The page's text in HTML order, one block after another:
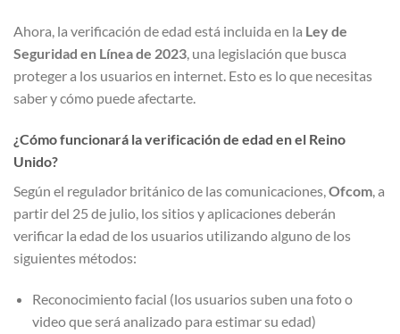
Ahora, la verificación de edad está incluida en la Ley de
Seguridad en Línea de 2023, una legislación que busca
proteger a los usuarios en internet. Esto es lo que necesitas
saber y cómo puede afectarte.
¿Cómo funcionará la verificación de edad en el Reino
Unido?
Según el regulador británico de las comunicaciones,Ofcom, a
partir del 25 de julio, los sitios y aplicaciones deberán
verificar la edad de los usuarios utilizando alguno de los
siguientes métodos:
Reconocimiento facial (los usuarios suben una foto o
video que será analizado para estimar su edad)